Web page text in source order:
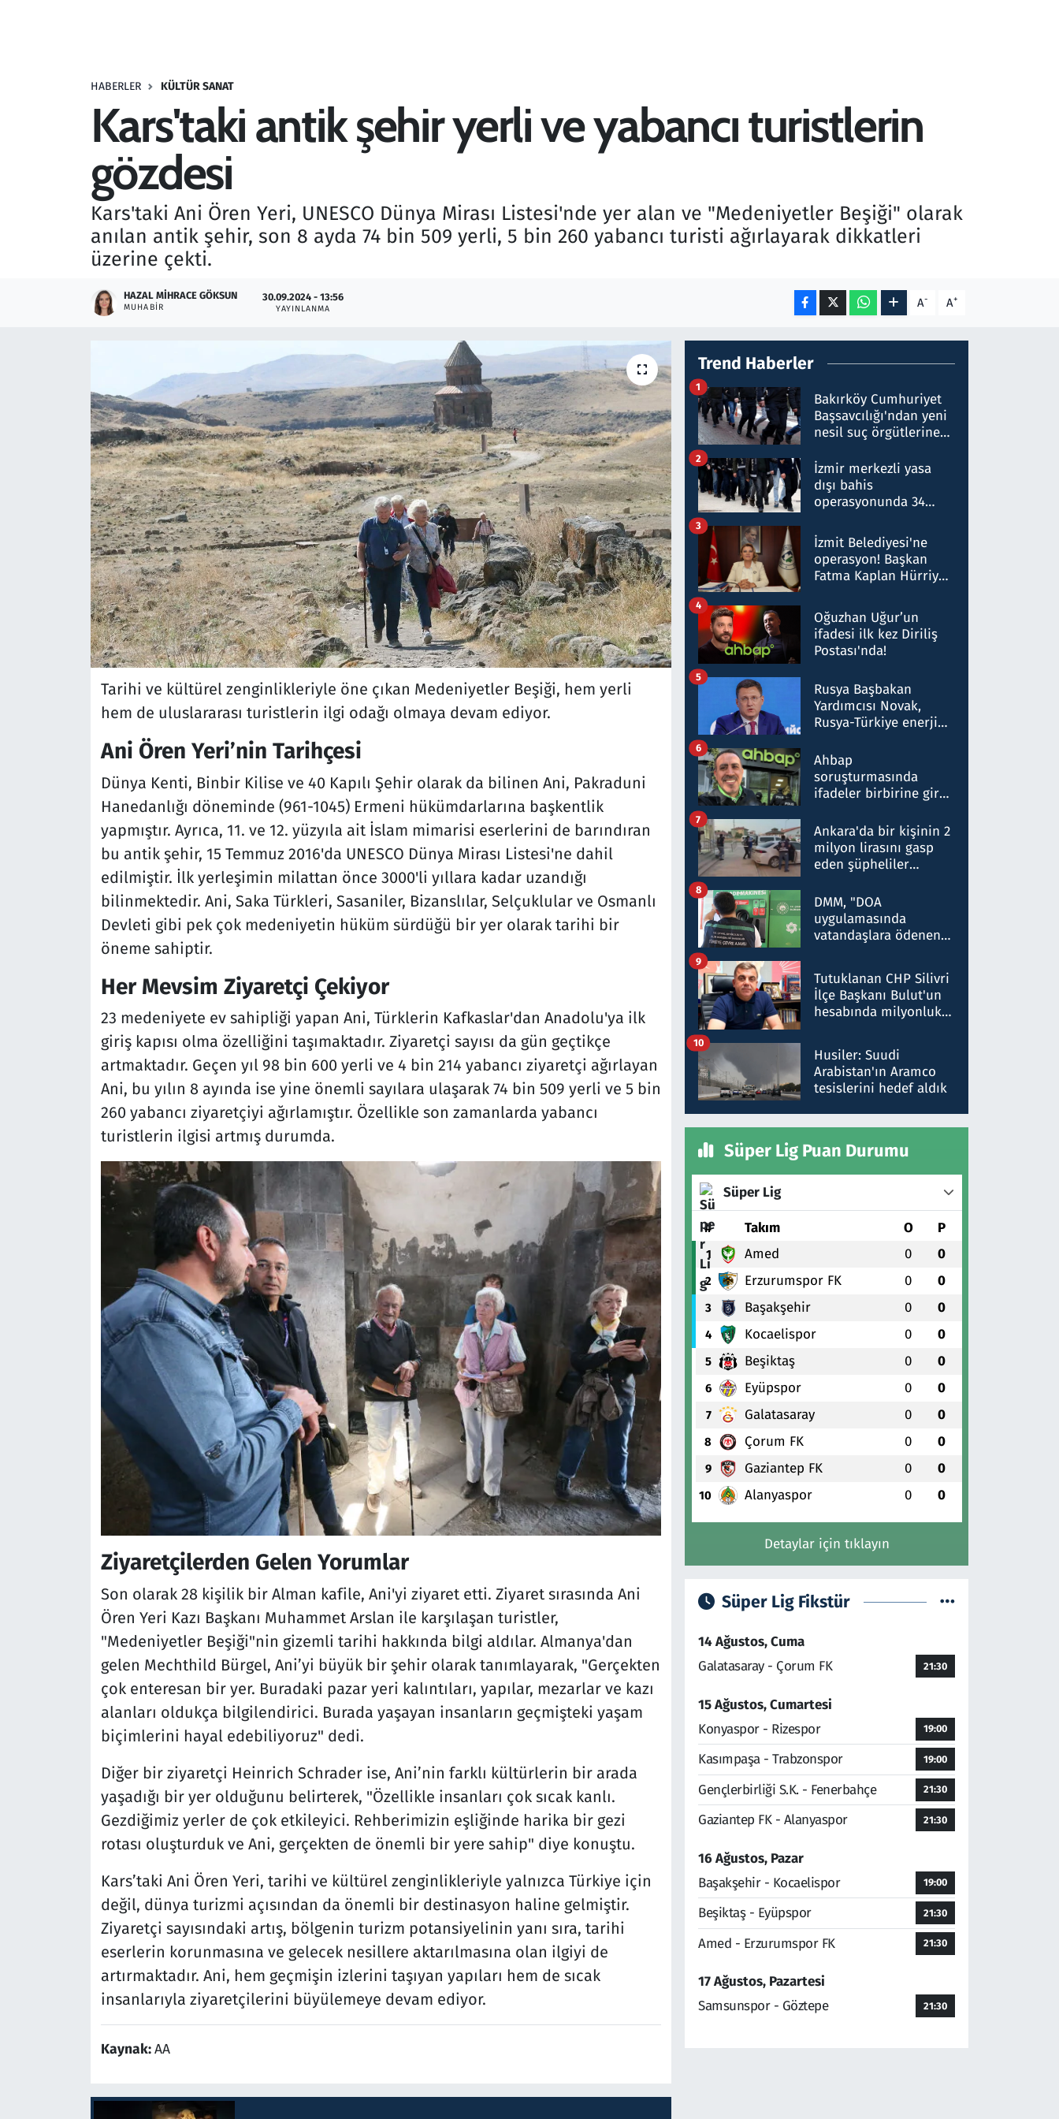
HABERLER KÜLTÜR SANAT
Kars'taki antik şehir yerli ve yabancı turistlerin
gözdesi
Kars'taki Ani Ören Yeri, UNESCO Dünya Mirası Listesi'nde yer alan ve "Medeniyetler Beşiği" olarak
anılan antik şehir, son 8 ayda 74 bin 509 yerli, 5 bin 260 yabancı turisti ağırlayarak dikkatleri
üzerine çekti.
HAZAL MIHRACE GÖKSUN
MUHABIR
30.09.2024 - 13:56
YAYINLANMA A- A+
Tarihi ve kültürel zenginlikleriyle öne çıkan Medeniyetler Beşiği, hem yerli
hem de uluslararası turistlerin ilgi odağı olmaya devam ediyor.
Ani Ören Yeri’nin Tarihçesi
Dünya Kenti, Binbir Kilise ve 40 Kapılı Şehir olarak da bilinen Ani, Pakraduni
Hanedanlığı döneminde (961-1045) Ermeni hükümdarlarına başkentlik
yapmıştır. Ayrıca, 11. ve 12. yüzyıla ait İslam mimarisi eserlerini de barındıran
bu antik şehir, 15 Temmuz 2016'da UNESCO Dünya Mirası Listesi'ne dahil
edilmiştir. İlk yerleşimin milattan önce 3000'li yıllara kadar uzandığı
bilinmektedir. Ani, Saka Türkleri, Sasaniler, Bizanslılar, Selçuklular ve Osmanlı
Devleti gibi pek çok medeniyetin hüküm sürdüğü bir yer olarak tarihi bir
öneme sahiptir.
Her Mevsim Ziyaretçi Çekiyor
23 medeniyete ev sahipliği yapan Ani, Türklerin Kafkaslar'dan Anadolu'ya ilk
giriş kapısı olma özelliğini taşımaktadır. Ziyaretçi sayısı da gün geçtikçe
artmaktadır. Geçen yıl 98 bin 600 yerli ve 4 bin 214 yabancı ziyaretçi ağırlayan
Ani, bu yılın 8 ayında ise yine önemli sayılara ulaşarak 74 bin 509 yerli ve 5 bin
260 yabancı ziyaretçiyi ağırlamıştır. Özellikle son zamanlarda yabancı
turistlerin ilgisi artmış durumda.
Ziyaretçilerden Gelen Yorumlar
Son olarak 28 kişilik bir Alman kafile, Ani'yi ziyaret etti. Ziyaret sırasında Ani
Ören Yeri Kazı Başkanı Muhammet Arslan ile karşılaşan turistler,
"Medeniyetler Beşiği"nin gizemli tarihi hakkında bilgi aldılar. Almanya'dan
gelen Mechthild Bürgel, Ani’yi büyük bir şehir olarak tanımlayarak, "Gerçekten
çok enteresan bir yer. Buradaki pazar yeri kalıntıları, yapılar, mezarlar ve kazı
alanları oldukça bilgilendirici. Burada yaşayan insanların geçmişteki yaşam
biçimlerini hayal edebiliyoruz" dedi.
Diğer bir ziyaretçi Heinrich Schrader ise, Ani’nin farklı kültürlerin bir arada
yaşadığı bir yer olduğunu belirterek, "Özellikle insanları çok sıcak kanlı.
Gezdiğimiz yerler de çok etkileyici. Rehberimizin eşliğinde harika bir gezi
rotası oluşturduk ve Ani, gerçekten de önemli bir yere sahip" diye konuştu.
Kars’taki Ani Ören Yeri, tarihi ve kültürel zenginlikleriyle yalnızca Türkiye için
değil, dünya turizmi açısından da önemli bir destinasyon haline gelmiştir.
Ziyaretçi sayısındaki artış, bölgenin turizm potansiyelinin yanı sıra, tarihi
eserlerin korunmasına ve gelecek nesillere aktarılmasına olan ilgiyi de
artırmaktadır. Ani, hem geçmişin izlerini taşıyan yapıları hem de sıcak
insanlarıyla ziyaretçilerini büyülemeye devam ediyor.
Kaynak:AA
Trend Haberler
Bakırköy Cumhuriyet
Başsavcılığı'ndan yeni
nesil suç örgütlerine
hakkında gözaltı kararı
1
İzmir merkezli yasa
dışı bahis
operasyonunda 34
Milyar liralık para
trafiği tespit edildi
2
İzmit Belediyesi'ne
operasyon! Başkan
Fatma Kaplan Hürriyet
3
Oğuzhan Uğur’un
ifadesi ilk kez Diriliş
Postası'nda!
4
Rusya Başbakan
Yardımcısı Novak,
Rusya-Türkiye enerji
nitelikte olduğunu
belirtti
5
Ahbap
soruşturmasında
ifadeler birbirine girdi:
ifadelerinden ortaya
çıkan tablo şok etti
6
Ankara'da bir kişinin 2
milyon lirasını gasp
eden şüpheliler
7
DMM, "DOA
uygulamasında
vatandaşlara ödenen
düşürüldüğü" iddiasını
yalanladı
8
Tutuklanan CHP Silivri
İlçe Başkanı Bulut'un
hesabında milyonluk
talimat verdi, ben
gönderdim
9
Husiler: Suudi
Arabistan'ın Aramco
tesislerini hedef aldık
10
Süper Lig Puan Durumu
Süper Lig
# Takım O P
1 Amed 0 0
2 Erzurumspor FK 0 0
3 Başakşehir 0 0
4 Kocaelispor 0 0
5 Beşiktaş 0 0
6 Eyüpspor 0 0
7 Galatasaray 0 0
8 Çorum FK 0 0
9 Gaziantep FK 0 0
10 Alanyaspor 0 0
Detaylar için tıklayın
Süper Lig Fikstür
14 Ağustos, Cuma
Galatasaray - Çorum FK
21:30
15 Ağustos, Cumartesi
Konyaspor - Rizespor
19:00
Kasımpaşa - Trabzonspor 19:00
Gençlerbirliği S.K. - Fenerbahçe 21:30
Gaziantep FK - Alanyaspor 21:30
16 Ağustos, Pazar
Başakşehir - Kocaelispor
19:00
Beşiktaş - Eyüpspor 21:30
Amed - Erzurumspor FK 21:30
17 Ağustos, Pazartesi
Samsunspor - Göztepe
21:30
Savunma Sanayi
Seçim 2023
Televizyon